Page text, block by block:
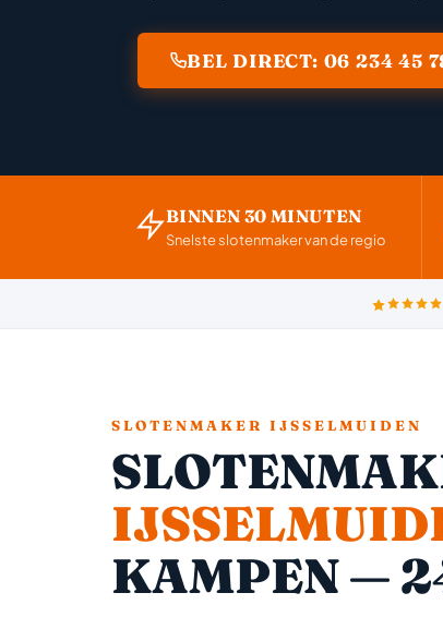
BEL DIRECT: 06 234 45
BINNEN 30 MINUTEN
Snelste slotenmaker van de regio
SLOTENMAKER IJSSELMUIDEN
KAMPEN —